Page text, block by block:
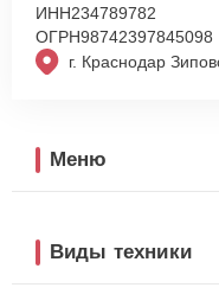
г. Краснодар
ИНН234789782
ОГРН98742397845098
Меню
Виды техники